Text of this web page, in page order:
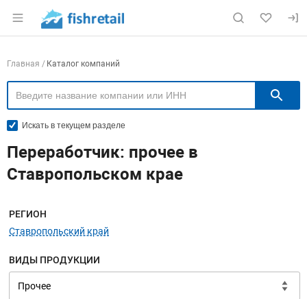
Раздел навигации по сайту fishretail.ru
Навигация по компаниям
Главная Каталог компаний
Искать в текущем разделе
Переработчик: прочее в
Ставропольском крае
Меню навигации
РЕГИОН
Ставропольский край
ВИДЫ ПРОДУКЦИИ